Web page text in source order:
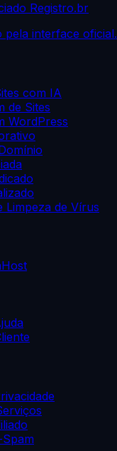
Registro.br
pela interface oficial.
com IA
de Sites
WordPress
Limpeza de Vírus